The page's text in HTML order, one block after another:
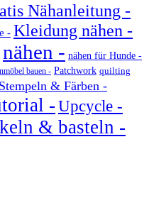
Nähanleitung -
- Kleidung nähen -
nähen - nähen für Hunde -
bauen - Patchwork quilting
Stempeln & Färben -
-Upcycle -
& basteln -